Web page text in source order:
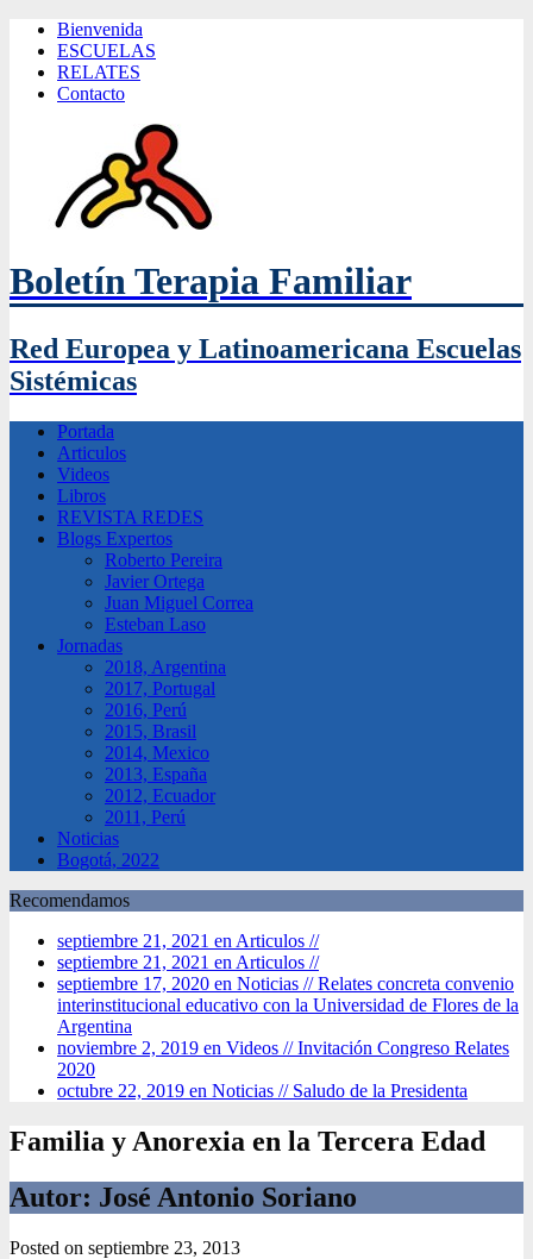
Bienvenida
ESCUELAS
RELATES
Contacto
Boletín Terapia Familiar
Red Europea y Latinoamericana Escuelas
Sistémicas
Portada
Articulos
Videos
Libros
REVISTA REDES
Blogs Expertos
Roberto Pereira
Javier Ortega
Juan Miguel Correa
Esteban Laso
Jornadas
2018, Argentina
2017, Portugal
2016, Perú
2015, Brasil
2014, Mexico
2013, España
2012, Ecuador
2011, Perú
Noticias
Bogotá, 2022
Recomendamos
septiembre 21, 2021 en Articulos //
septiembre 21, 2021 en Articulos //
septiembre 17, 2020 en Noticias //Relates concreta convenio
interinstitucional educativo con la Universidad de Flores de la
Argentina
noviembre 2, 2019 en Videos //Invitación Congreso Relates
2020
octubre 22, 2019 en Noticias // Saludo de la Presidenta
Familia y Anorexia en la Tercera Edad
Autor: José Antonio Soriano
Posted on septiembre 23, 2013